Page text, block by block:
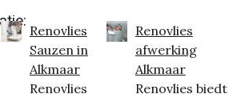
Renovlies
Sauzen in
Alkmaar
Renovlies
Renovlies
afwerking
Alkmaar
Renovlies biedt